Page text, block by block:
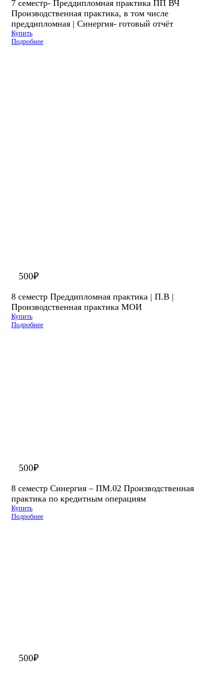
7 семестр- Преддипломная практика ПП ВЧ
Производственная практика, в том числе
преддипломная | Синергия- готовый отчёт
Купить
Подробнее
500₽
8 семестр Преддипломная практика | П.В |
Производственная практика МОИ
Купить
Подробнее
500₽
8 семестр Синергия – ПМ.02 Производственная
практика по кредитным операциям
Купить
Подробнее
500₽